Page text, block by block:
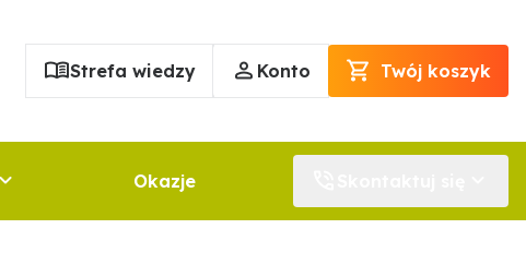
Strefa wiedzy Konto Twój koszyk
Okazje